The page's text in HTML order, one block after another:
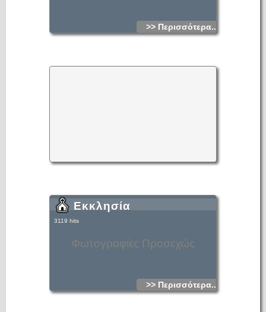
>> Περισσότερα...
Φωτογραφίες Προσεχώς
Εκκλησία
3119 hits
>> Περισσότερα...